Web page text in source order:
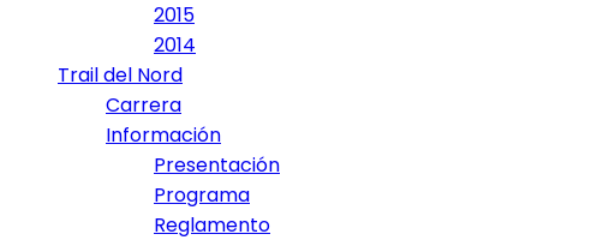
2015
2014
Trail del Nord
Carrera
Información
Presentación
Programa
Reglamento